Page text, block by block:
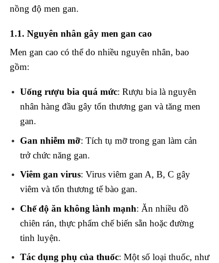
nồng độ men gan.
1.1. Nguyên nhân gây men gan cao
Men gan cao có thể do nhiều nguyên nhân, bao
gồm:
Uống rượu bia quá mức: Rượu bia là nguyên
nhân hàng đầu gây tổn thương gan và tăng men
gan.
Gan nhiễm mỡ: Tích tụ mỡ trong gan làm cản
trở chức năng gan.
Viêm gan virus: Virus viêm gan A, B, C gây
viêm và tổn thương tế bào gan.
Chế độ ăn không lành mạnh: Ăn nhiều đồ
chiên rán, thực phẩm chế biến sẵn hoặc đường
tinh luyện.
Tác dụng phụ của thuốc: Một số loại thuốc, như